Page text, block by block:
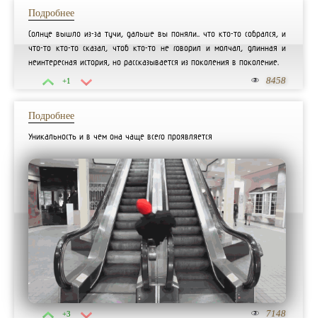
8458
+1
Подробнее
Солнце вышло из-за тучи, дальше вы поняли.. что кто-то собрался, и
что-то кто-то сказал, чтоб кто-то не говорил и молчал, длинная и
неинтересная история, но рассказывается из поколения в поколение.
7148
+3
Подробнее
Уникальность и в чем она чаще всего проявляется